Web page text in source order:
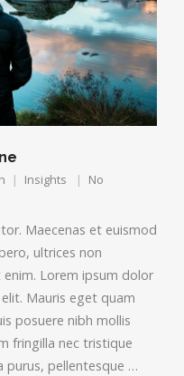
Insights
No
Maecenas et euismod
ultrices non
Lorem ipsum dolor
Mauris eget quam
posuere nibh mollis
fringilla nec tristique
purus, pellentesque …